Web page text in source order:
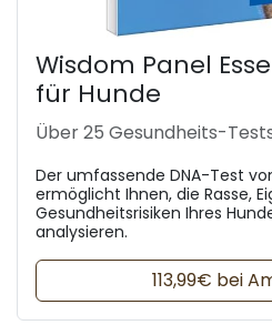
Wisdom Panel
für Hunde
Über 25 Gesundheits-
Der umfassende DNA-Test
ermöglicht Ihnen, die Rasse,
Gesundheitsrisiken Ihres
analysieren.
113,99€ bei